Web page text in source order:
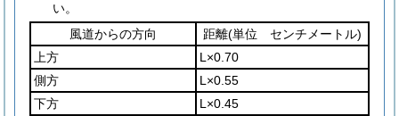
い。
風道からの方向
距離(単位 センチメートル)
上方
L×0.70
側方
L×0.55
下方
L×0.45